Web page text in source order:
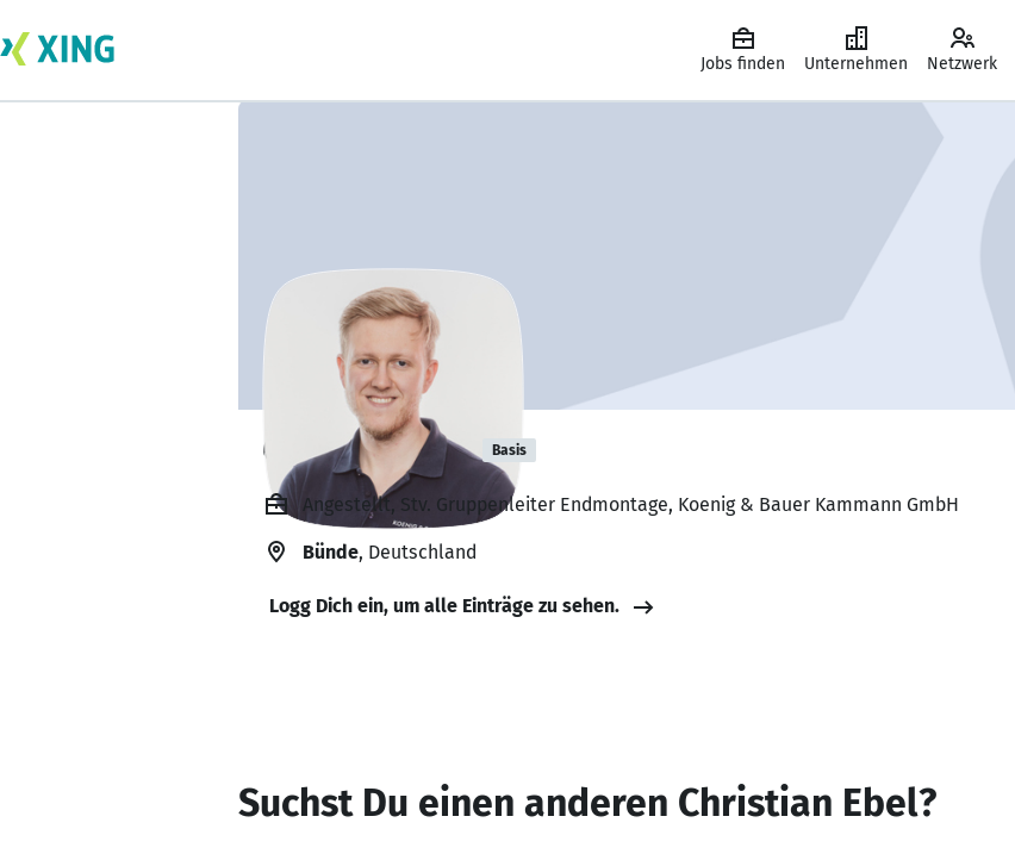
Jobs finden Unternehmen Netzwerk
Christian Ebel Basis
Angestellt, Stv. Gruppenleiter Endmontage, Koenig & Bauer Kammann GmbH
Bünde, Deutschland
Logg Dich ein, um alle Einträge zu sehen.
Suchst Du einen anderen Christian Ebel?